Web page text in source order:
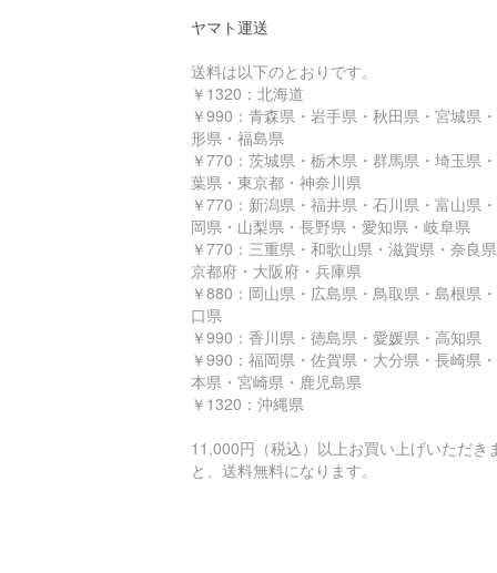
ヤマト運送
送料は以下のとおりです。
￥1320：北海道
￥990：青森県・岩手県・秋田県・宮城県
形県・福島県
￥770：茨城県・栃木県・群馬県・埼玉県
葉県・東京都・神奈川県
￥770：新潟県・福井県・石川県・富山県
岡県・山梨県・長野県・愛知県・岐阜県
￥770：三重県・和歌山県・滋賀県・奈良
京都府・大阪府・兵庫県
￥880：岡山県・広島県・鳥取県・島根県
口県
￥990：香川県・徳島県・愛媛県・高知県
￥990：福岡県・佐賀県・大分県・長崎県
本県・宮崎県・鹿児島県
￥1320：沖縄県
11,000円（税込）以上お買い上げいただき
と、送料無料になります。